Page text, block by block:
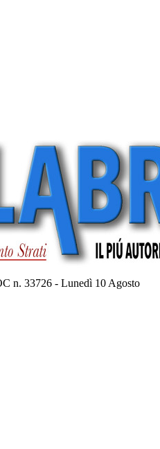
n. 33726 - Lunedì 10 Agosto